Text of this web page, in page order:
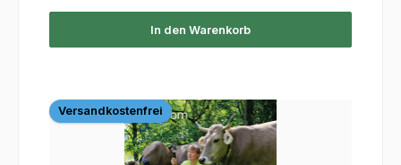
In den Warenkorb
Versandkostenfrei